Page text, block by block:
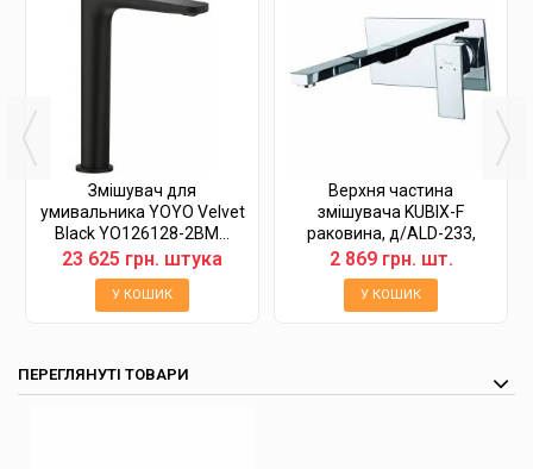
Змішувач для
умивальника YOYO Velvet
Black YO126128-2BM...
23 625 грн. штука
У КОШИК
Верхня частина
змішувача KUBIX-F
раковина, д/ALD-233,
хром
2 869 грн. шт.
У КОШИК
ПЕРЕГЛЯНУТІ ТОВАРИ